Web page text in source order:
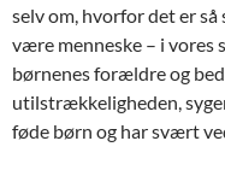
selv om, hvorfor det er
være menneske – i vores
børnenes forældre og
utilstrækkeligheden,
føde børn og har svært